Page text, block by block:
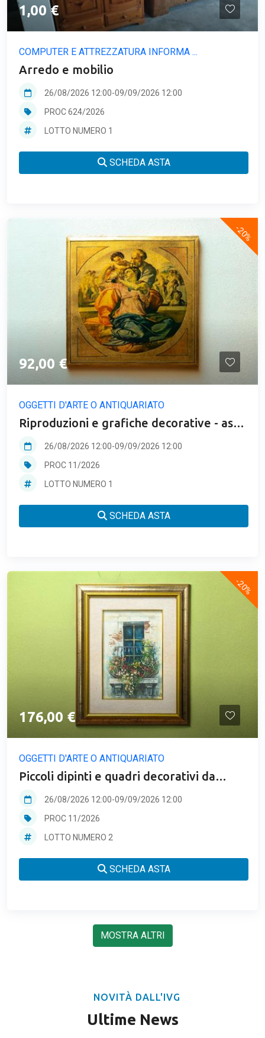
1,00 €
COMPUTER E ATTREZZATURA INFORMA ...
Arredo e mobilio
26/08/2026 12:00-09/09/2026 12:00
PROC 624/2026
LOTTO NUMERO 1
SCHEDA ASTA
-20%
92,00 €
OGGETTI D'ARTE O ANTIQUARIATO
Riproduzioni e grafiche decorative - asta
dipinti e stampe firmate.
26/08/2026 12:00-09/09/2026 12:00
PROC 11/2026
LOTTO NUMERO 1
SCHEDA ASTA
-20%
176,00 €
OGGETTI D'ARTE O ANTIQUARIATO
Piccoli dipinti e quadri decorativi da
arredo - asta dipinti.
26/08/2026 12:00-09/09/2026 12:00
PROC 11/2026
LOTTO NUMERO 2
SCHEDA ASTA
MOSTRA ALTRI
NOVITÀ DALL'IVG
Ultime News